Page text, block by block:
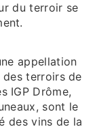
du terroir se
appellation
terroirs de
IGP Drôme,
sont le
des vins de la